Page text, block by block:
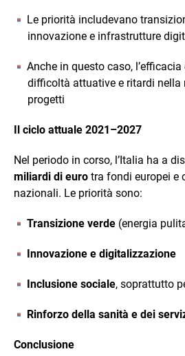
Le priorità includevano
innovazione e infrastrutture
Anche in questo caso,
difficoltà attuative e ritardi nella
progetti
Il ciclo attuale 2021–2027
Nel periodo in corso, l’Italia ha a
miliardi di euro tra fondi europei e
nazionali. Le priorità sono:
Transizione verde (energia
Innovazione e digitalizzazione
Inclusione sociale, soprattutto
Rinforzo della sanità e dei
Conclusione